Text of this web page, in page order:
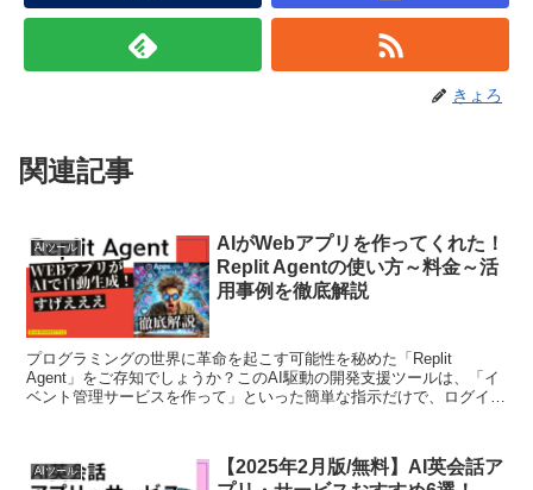
かサボれないかとテクノロジー初心者が業務効率化にハ
マる。AIのスキルがない初心者レベルでもできる業務効
率化やAIツールを紹介。中の人はSEO歴５年、HubSpot
X Facebook LINE
きょろをフォローする